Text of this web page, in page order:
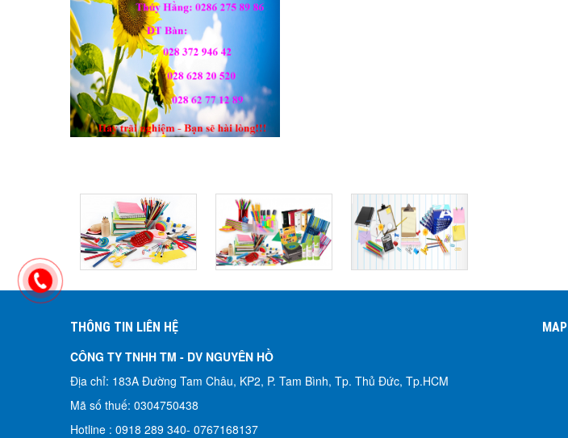
THÔNG TIN LIÊN HỆ
CÔNG TY TNHH TM - DV NGUYÊN HỒ​
Địa chỉ: 183A Đường Tam Châu, KP2, P. Tam Bình, Tp. Thủ Đức, Tp.HCM
Mã số thuế: 0304750438
Hotline : 0918 289 340- 0767168137
MAP